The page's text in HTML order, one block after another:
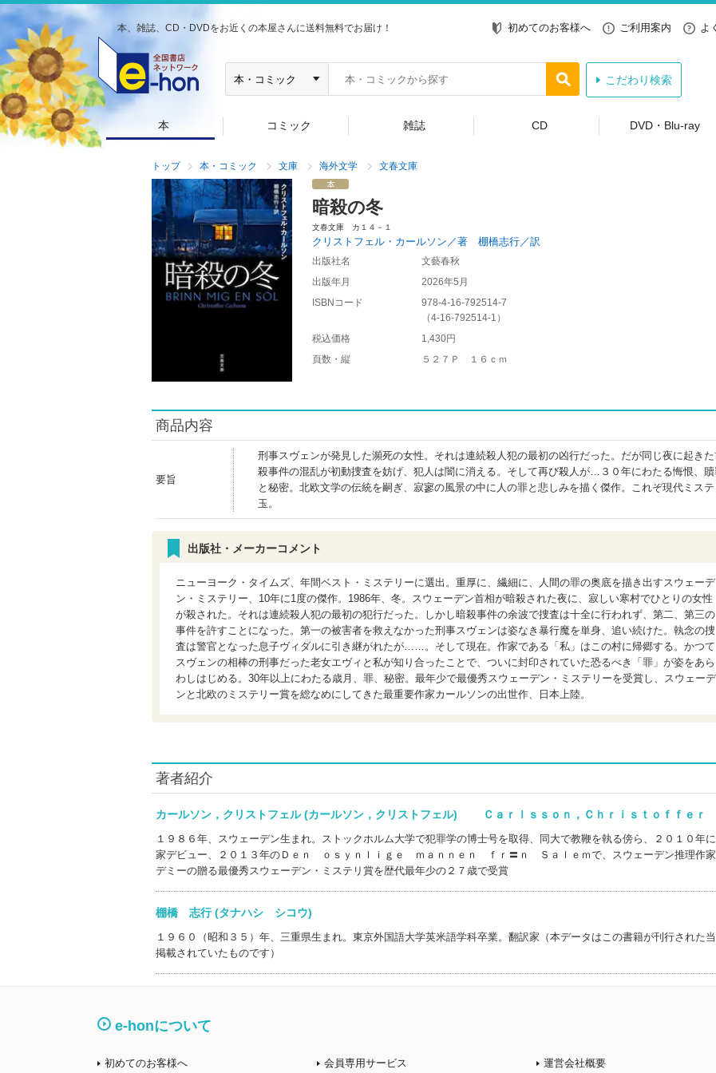
本、雑誌、CD・DVDをお近くの本屋さんに送料無料でお届け！ 初めてのお客様へ ご利用案内 よ
こだわり検索
本 コミック 雑誌 CD DVD・Blu-ray
トップ 本・コミック 文庫 海外文学 文春文庫
暗殺の冬
文春文庫 カ１４－１
クリストフェル・カールソン／著 棚橋志行／訳
出版社名
文藝春秋
出版年月
2026年5月
ISBNコード
978-4-16-792514-7
（4-16-792514-1 ）
税込価格
1,430円
頁数・縦
５２７Ｐ １６ｃｍ
商品内容
要旨
刑事スヴェンが発見した瀕死の女性。それは連続殺人犯の最初の凶行だった。だが同じ夜に起き
殺事件の混乱が初動捜査を妨げ、犯人は闇に消える。そして再び殺人が…３０年にわたる悔恨、
と秘密。北欧文学の伝統を嗣ぎ、寂寥の風景の中に人の罪と悲しみを描く傑作。これぞ現代ミス
玉。
出版社・メーカーコメント
ニューヨーク・タイムズ、年間ベスト・ミステリーに選出。重厚に、繊細に、人間の罪の奥底を描き出すスウェーデ
ン・ミステリー、10年に1度の傑作。1986年、冬。スウェーデン首相が暗殺された夜に、寂しい寒村でひとりの女性
が殺された。それは連続殺人犯の最初の犯行だった。しかし暗殺事件の余波で捜査は十全に行われず、第二、第三の
事件を許すことになった。第一の被害者を救えなかった刑事スヴェンは姿なき暴行魔を単身、追い続けた。執念の捜
査は警官となった息子ヴィダルに引き継がれたが……。そして現在。作家である「私」はこの村に帰郷する。かつて
スヴェンの相棒の刑事だった老女エヴィと私が知り合ったことで、ついに封印されていた恐るべき「罪」が姿をあら
わしはじめる。30年以上にわたる歳月、罪、秘密。最年少で最優秀スウェーデン・ミステリーを受賞し、スウェーデ
ンと北欧のミステリー賞を総なめにしてきた最重要作家カールソンの出世作、日本上陸。
著者紹介
カールソン，クリストフェル (カールソン，クリストフェル) Ｃａｒｌｓｓｏｎ，Ｃｈｒｉｓｔｏｆｆｅｒ
１９８６年、スウェーデン生まれ。ストックホルム大学で犯罪学の博士号を取得、同大で教鞭を執る傍ら、２０１０年
家デビュー、２０１３年のＤｅｎ ｏｓｙｎｌｉｇｅ ｍａｎｎｅｎ ｆｒ〓ｎ Ｓａｌｅｍで、スウェーデン推理作家
デミーの贈る最優秀スウェーデン・ミステリ賞を歴代最年少の２７歳で受賞
棚橋 志行 (タナハシ シコウ)
１９６０（昭和３５）年、三重県生まれ。東京外国語大学英米語学科卒業。翻訳家（本データはこの書籍が刊行された
掲載されていたものです）
e-honについて
初めてのお客様へ 会員専用サービス 運営会社概要